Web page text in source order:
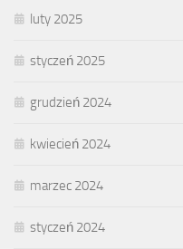
luty 2025
styczeń 2025
grudzień 2024
kwiecień 2024
marzec 2024
styczeń 2024